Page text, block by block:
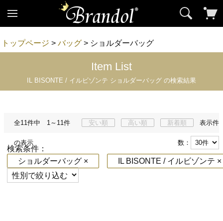
トップページ >バッグ > ショルダーバッグ
Item List
IL BISONTE / イルビゾンテ ショルダーバッグ の検索結果
全11件中 1～11件
の表示
安い順 高い順 新着順 表示件
数：
検索条件：
ショルダーバッグ ×
IL BISONTE / イルビゾン